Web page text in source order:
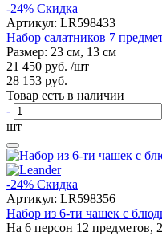
-24% Скидка
Артикул: LR598433
Набор салатников 7
Размер: 23 см, 13 см
21 450 руб. /шт
28 153 руб.
Товар есть в наличии
-
шт
-24% Скидка
Артикул: LR598356
Набор из 6-ти чашек с
На 6 персон 12 предметов,